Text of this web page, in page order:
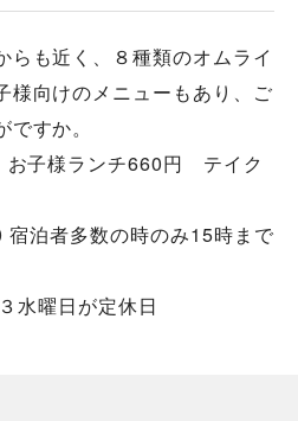
らも近く、８種類のオムライ
様向けのメニューもあり、ご
すか。
お子様ランチ660円 テイク
泊者多数の時のみ15時まで
水曜日が定休日